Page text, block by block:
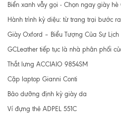
Biển xanh vẫy gọi - Chọn ngay giày hè
Hành trình kỳ diệu: từ trang trại bước
Giày Oxford – Biểu Tượng Của Sự Lịch
GCLeather tiếp tục là nhà phân phối
Thắt lưng ACCIAIO 9854SM
Cặp laptop Gianni Conti
Bảo dưỡng định kỳ giày da
Ví đựng thẻ ADPEL 551C